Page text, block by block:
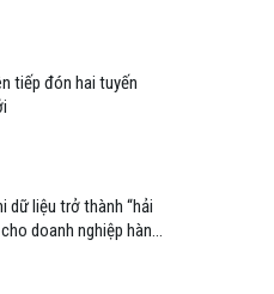
tiếp đón hai tuyến
dữ liệu trở thành “hải
doanh nghiệp hàng